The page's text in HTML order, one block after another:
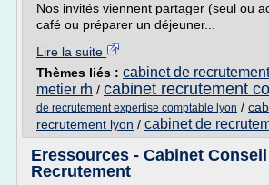
Nos invités viennent partager (seul ou
café ou préparer un déjeuner...
Lire la suite
Thèmes liés : cabinet de
metier rh / cabinet recrutement
de recrutement expertise comptable lyon /
recrutement lyon / cabinet de
Eressources - Cabinet
Recrutement